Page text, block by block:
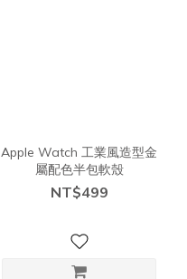
Apple Watch 工業風造型金
屬配色半包軟殼
NT$499